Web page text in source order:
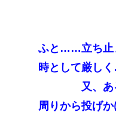
ふと……立ち止ま
時として厳しく
又、ある時
周りから投げかけ